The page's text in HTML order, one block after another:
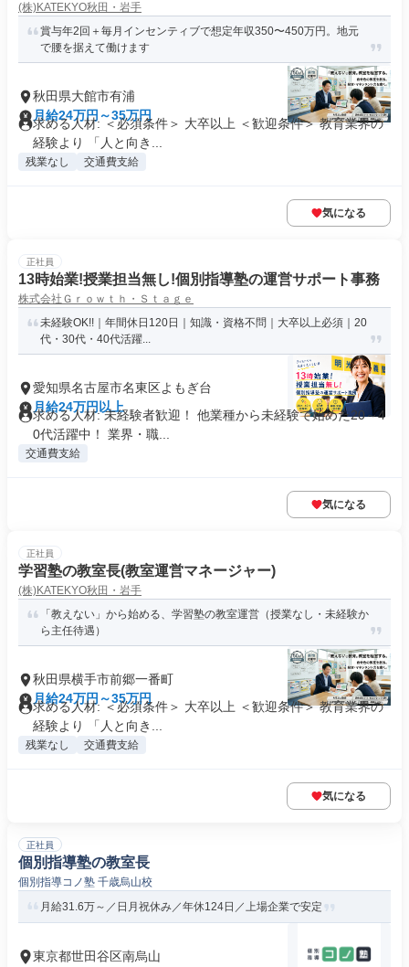
(株)KATEKYO秋田・岩手
賞与年2回＋毎月インセンティブで想定年収350〜450万円。地元
で腰を据えて働けます
秋田県大館市有浦
月給24万円～35万円
求める人材: ＜必須条件＞ 大卒以上 ＜歓迎条件＞ 教育業界の
経験より 「人と向き...
残業なし 交通費支給
気になる
正社員
13時始業!授業担当無し!個別指導塾の運営サポート事務
株式会社Ｇｒｏｗｔｈ・Ｓｔａｇｅ
未経験OK!!｜年間休日120日｜知識・資格不問｜大卒以上必須｜20
代・30代・40代活躍...
愛知県名古屋市名東区よもぎ台
月給24万円以上
求める人材: 未経験者歓迎！ 他業種から未経験で始めた20～4
0代活躍中！ 業界・職...
交通費支給
気になる
正社員
学習塾の教室長(教室運営マネージャー)
(株)KATEKYO秋田・岩手
「教えない」から始める、学習塾の教室運営（授業なし・未経験か
ら主任待遇）
秋田県横手市前郷一番町
月給24万円～35万円
求める人材: ＜必須条件＞ 大卒以上 ＜歓迎条件＞ 教育業界の
経験より 「人と向き...
残業なし 交通費支給
気になる
正社員
個別指導塾の教室長
個別指導コノ塾 千歳烏山校
月給31.6万～／日月祝休み／年休124日／上場企業で安定
東京都世田谷区南烏山